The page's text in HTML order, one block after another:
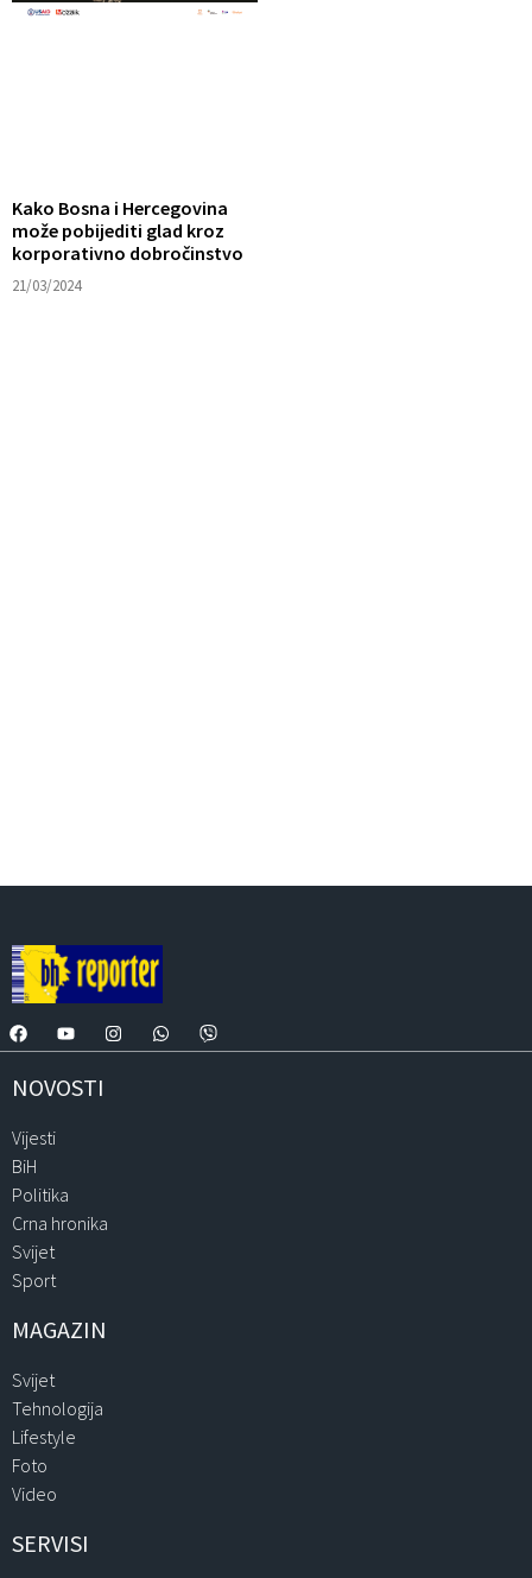
Kako Bosna i Hercegovina
može pobijediti glad kroz
korporativno dobročinstvo
21/03/2024
NOVOSTI
Vijesti
BiH
Politika
Crna hronika
Svijet
Sport
MAGAZIN
Svijet
Tehnologija
Lifestyle
Foto
Video
SERVISI